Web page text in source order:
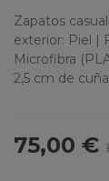
Zapatos
exterior: Piel |
Microfibra
2,5 cm de
75,00 €